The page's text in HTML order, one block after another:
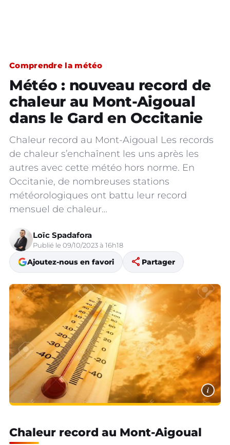
Comprendre la météo
Météo : nouveau record de
chaleur au Mont-Aigoual
dans le Gard en Occitanie
Chaleur record au Mont-Aigoual Les records
de chaleur s’enchaînent les uns après les
autres avec cette météo hors norme. En
Occitanie, de nombreuses stations
météorologiques ont battu leur record
mensuel de chaleur…
Loïc Spadafora
Publié le 09/10/2023 à 16h18
Ajoutez-nous en favori share Partager
i
Chaleur record au Mont-Aigoual